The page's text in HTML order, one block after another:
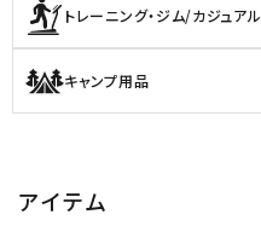
トレーニング・ジム/カジュアル
キャンプ用品
アイテム